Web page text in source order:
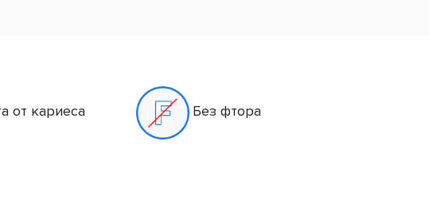
от кариеса Без фтора